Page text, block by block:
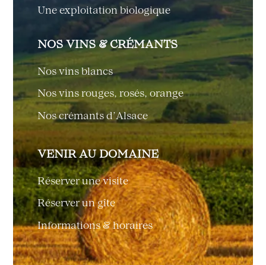
Une exploitation biologique
NOS VINS & CRÉMANTS
Nos vins blancs
Nos vins rouges, rosés, orange
Nos crémants d’Alsace
VENIR AU DOMAINE
Réserver une visite
Réserver un gîte
Informations & horaires